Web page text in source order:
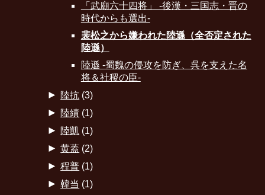
「武廟六十四将」 -後漢・三国志・晋の
時代からも選出-
裴松之から嫌われた陸遜（全否定された
陸遜）
陸遜 -蜀魏の侵攻を防ぎ、呉を支えた名
将＆社稷の臣-
► 陸抗 (3)
► 陸績 (1)
► 陸凱 (1)
► 黄蓋 (2)
► 程普 (1)
► 韓当 (1)